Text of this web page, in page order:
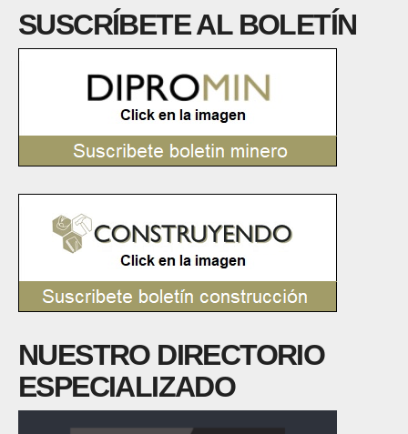
SUSCRÍBETE AL BOLETÍN
NUESTRO DIRECTORIO
ESPECIALIZADO